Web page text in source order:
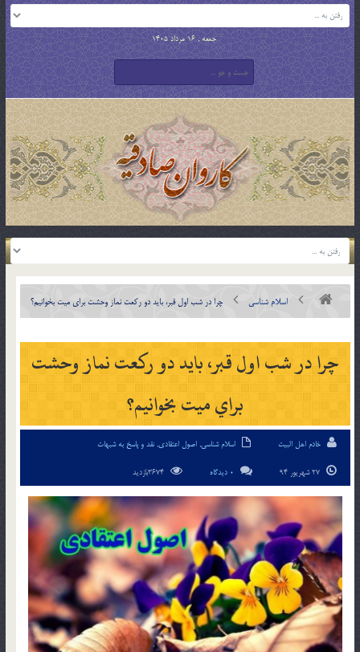
جمعه , 16 مرداد 1405
اسلام شناسی چرا در شب اول قبر، بايد دو ركعت نماز وحشت براي ميت بخوانيم؟
چرا در شب اول قبر، بايد دو ركعت نماز وحشت
براي ميت بخوانيم؟
خادم اهل البیت اسلام شناسی, اصول اعتقادی, نقد و پاسخ به شبهات
0 دیدگاه